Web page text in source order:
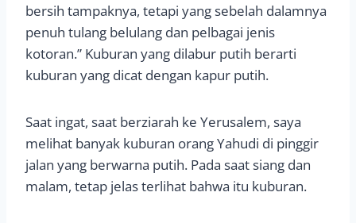
bersih tampaknya, tetapi yang sebelah dalamnya
penuh tulang belulang dan pelbagai jenis
kotoran.” Kuburan yang dilabur putih berarti
kuburan yang dicat dengan kapur putih.
Saat ingat, saat berziarah ke Yerusalem, saya
melihat banyak kuburan orang Yahudi di pinggir
jalan yang berwarna putih. Pada saat siang dan
malam, tetap jelas terlihat bahwa itu kuburan.